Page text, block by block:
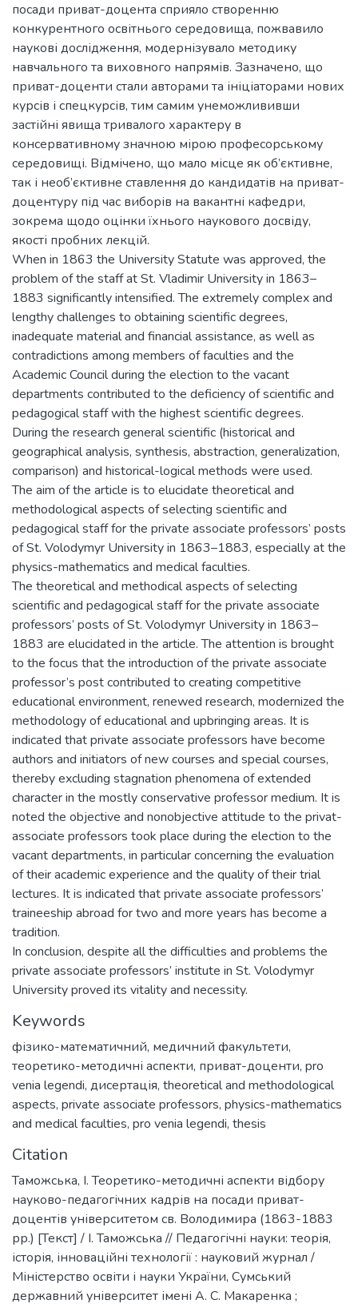
посади приват-доцента сприяло створенню
конкурентного освітнього середовища, пожвавило
наукові дослідження, модернізувало методику
навчального та виховного напрямів. Зазначено, що
приват-доценти стали авторами та ініціаторами нових
курсів і спецкурсів, тим самим унеможлививши
застійні явища тривалого характеру в
консервативному значною мірою професорському
середовищі. Відмічено, що мало місце як об’єктивне,
так і необ’єктивне ставлення до кандидатів на приват-
доцентуру під час виборів на вакантні кафедри,
зокрема щодо оцінки їхнього наукового досвіду,
якості пробних лекцій.
When in 1863 the University Statute was approved, the
problem of the staff at St. Vladimir University in 1863–
1883 significantly intensified. The extremely complex and
lengthy challenges to obtaining scientific degrees,
inadequate material and financial assistance, as well as
contradictions among members of faculties and the
Academic Council during the election to the vacant
departments contributed to the deficiency of scientific and
pedagogical staff with the highest scientific degrees.
During the research general scientific (historical and
geographical analysis, synthesis, abstraction, generalization,
comparison) and historical-logical methods were used.
The aim of the article is to elucidate theoretical and
methodological aspects of selecting scientific and
pedagogical staff for the private associate professors’ posts
of St. Volodymyr University in 1863–1883, especially at the
physics-mathematics and medical faculties.
The theoretical and methodical aspects of selecting
scientific and pedagogical staff for the private associate
professors’ posts of St. Volodymyr University in 1863–
1883 are elucidated in the article. The attention is brought
to the focus that the introduction of the private associate
professor’s post contributed to creating competitive
educational environment, renewed research, modernized the
methodology of educational and upbringing areas. It is
indicated that private associate professors have become
authors and initiators of new courses and special courses,
thereby excluding stagnation phenomena of extended
character in the mostly conservative professor medium. It is
noted the objective and nonobjective attitude to the privat-
associate professors took place during the election to the
vacant departments, in particular concerning the evaluation
of their academic experience and the quality of their trial
lectures. It is indicated that private associate professors’
traineeship abroad for two and more years has become a
tradition.
In conclusion, despite all the difficulties and problems the
private associate professors’ institute in St. Volodymyr
University proved its vitality and necessity.
Keywords
фізико-математичний, медичний факультети,
теоретико-методичні аспекти, приват-доценти, pro
venia legendi, дисертація, theoretical and methodological
aspects, private associate professors, physics-mathematics
and medical faculties, pro venia legendi, thesis
Citation
Таможська, І. Теоретико-методичні аспекти відбору
науково-педагогічних кадрів на посади приват-
доцентів університетом св. Володимира (1863-1883
рр.) [Текст] / І. Таможська // Педагогічні науки: теорія,
історія, інноваційні технології : науковий журнал /
Міністерство освіти і науки України, Сумський
державний університет імені А. С. Макаренка ;